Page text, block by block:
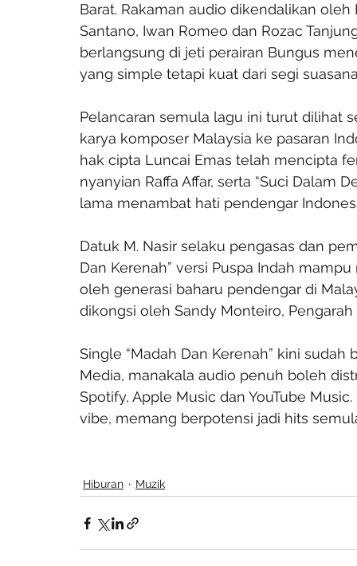
Barat. Rakaman audio dikendalikan
Santano, Iwan Romeo dan Rozac
berlangsung di jeti perairan Bungus
yang simple tetapi kuat dari segi
Pelancaran semula lagu ini turut dilihat
karya komposer Malaysia ke pasaran
hak cipta Luncai Emas telah mencipta
nyanyian Raffa Affar, serta “Suci Dalam
lama menambat hati pendengar
Datuk M. Nasir selaku pengasas dan
Dan Kerenah” versi Puspa Indah
oleh generasi baharu pendengar di
dikongsi oleh Sandy Monteiro, Pengarah
Single “Madah Dan Kerenah” kini
Media, manakala audio penuh boleh
Spotify, Apple Music dan YouTube
vibe, memang berpotensi jadi hits
Hiburan Muzik